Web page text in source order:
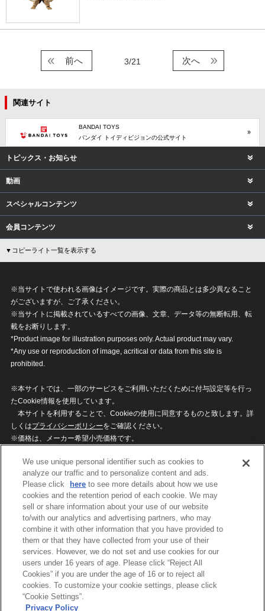
3/21
前へ 次へ
関連サイト
BANDAI TOYS
バンダイ トイディビジョンの公式サイト
トピックス・お知らせ
動画
スペシャルコンテンツ
会員コンテンツ
▼コピーライト一覧を表示する
※当サイトで使われる画像はイメージです。実際の商品とは多少異なること
がございますが、ご了承ください。
※当サイトに掲載されているすべての画像、文章、データ等の無断転用、転
載をお断りします。
*Product image for illustration purposes only. Actual product may vary.
*Any use or reproduction of image, acritical or data from this site is
prohibited.
※本サイトでは、一部のサービスをご利用いただくために付与設定等を行っ
たCookie情報を使用しています。
本サイトを利用することで、Cookieの使用に同意するものと致します。詳
しくはプライバシーポリシーをご確認ください。
※価格は、メーカー希望小売価格です。
ざいますのでご了承ください。
privacypolicy
Do Not Sell or Share My
Personal Information
ウェブサイトご利用条件
ソーシャルメディアポリシー
個人情報保護方針
お問い合わせ
©BANDAI
We use unique personal identifier such as cookies to
analyze our traffic and to personalize content and ads.
Please click
here to see more details about how we use
cookies and the retention period of each cookie. We may
sell or share information about your use of our website
to/with our analytics and advertising partners, who may
combine it with other information that you have provided to
them or that they have collected from your use of their
services. However, we do not set and use cookies for our
users under 16 years of age. Please click “Reject All
Cookies” if you are under the age of 16 or to reject all
cookies. To customize your cookie settings, please click
“Cookie Settings”.
Privacy Policy